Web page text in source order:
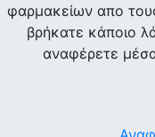
φαρμακείων απο
βρήκατε κάποιο
αναφέρετε